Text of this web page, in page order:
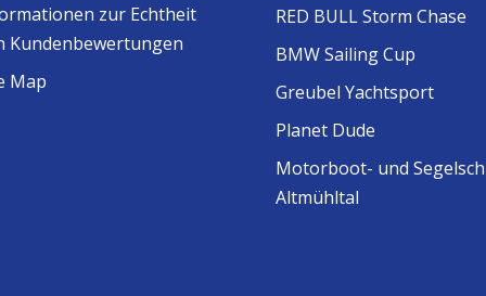
zur Echtheit
Kundenbewertungen
Map
RED BULL Storm Chase
BMW Sailing Cup
Greubel Yachtsport
Planet Dude
Motorboot- und
Altmühltal